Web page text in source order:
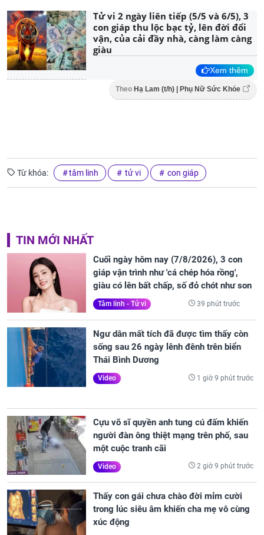
Tử vi 2 ngày liên tiếp (5/5 và 6/5), 3
con giáp thu lộc bạc tỷ, lên đời đổi
vận, của cải đầy nhà, càng làm càng
giàu
Xem thêm
Theo Hạ Lam (t/h) | Phụ Nữ Sức Khỏe
Từ khóa: tâm linh tử vi con giáp
TIN MỚI NHẤT
Cuối ngày hôm nay (7/8/2026), 3 con
giáp vận trình như 'cá chép hóa rồng',
giàu có lên bất chấp, số đỏ chót như son
Tâm linh - Tử vi 39 phút trước
Ngư dân mất tích đã được tìm thấy còn
sống sau 26 ngày lênh đênh trên biển
Thái Bình Dương
Video 1 giờ 9 phút trước
Cựu võ sĩ quyền anh tung cú đấm khiến
người đàn ông thiệt mạng trên phố, sau
một cuộc tranh cãi
Video 2 giờ 9 phút trước
Thấy con gái chưa chào đời mỉm cười
trong lúc siêu âm khiến cha mẹ vô cùng
xúc động